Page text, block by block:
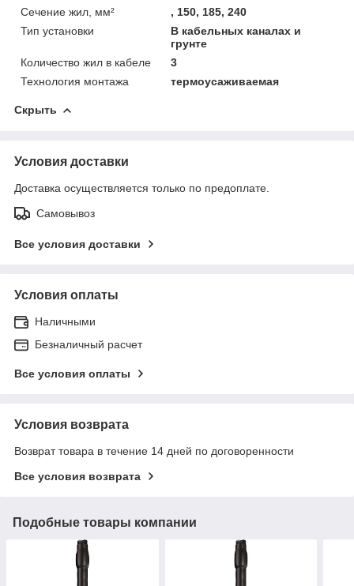
Сечение жил, мм²
, 150, 185, 240
Тип установки
В кабельных каналах и
грунте
Количество жил в кабеле
3
Технология монтажа
термоусаживаемая
Скрыть
Условия доставки
Доставка осуществляется только по предоплате.
Самовывоз
Все условия доставки
Условия оплаты
Наличными
Безналичный расчет
Все условия оплаты
Условия возврата
Возврат товара в течение 14 дней по договоренности
Все условия возврата
Подобные товары компании